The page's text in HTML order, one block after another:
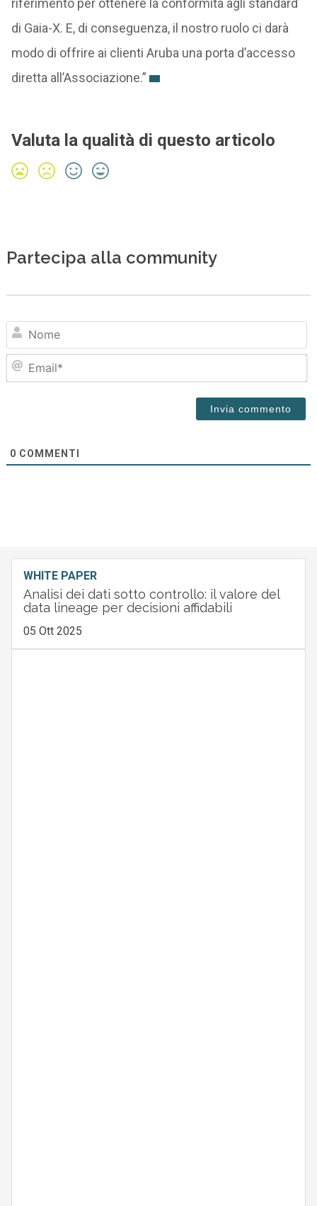
riferimento per ottenere la conformità agli standard
di Gaia-X. E, di conseguenza, il nostro ruolo ci darà
modo di offrire ai clienti Aruba una porta d’accesso
diretta all’Associazione.”
Valuta la qualità di questo articolo
Partecipa alla community
0 COMMENTI
WHITE PAPER
Analisi dei dati sotto controllo: il valore del
data lineage per decisioni affidabili
05 Ott 2025